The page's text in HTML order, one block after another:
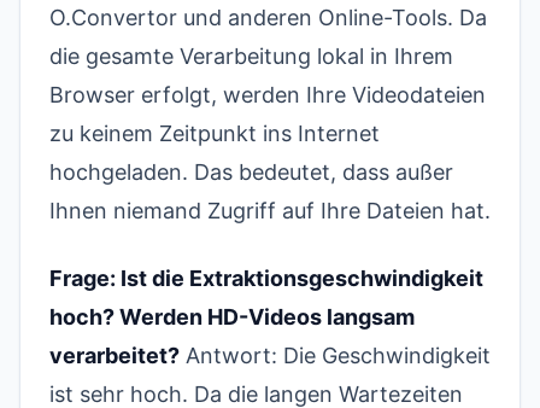
O.Convertor und anderen Online-Tools. Da
die gesamte Verarbeitung lokal in Ihrem
Browser erfolgt, werden Ihre Videodateien
zu keinem Zeitpunkt ins Internet
hochgeladen. Das bedeutet, dass außer
Ihnen niemand Zugriff auf Ihre Dateien hat.
Frage: Ist die Extraktionsgeschwindigkeit
hoch? Werden HD-Videos langsam
verarbeitet? Antwort: Die Geschwindigkeit
ist sehr hoch. Da die langen Wartezeiten